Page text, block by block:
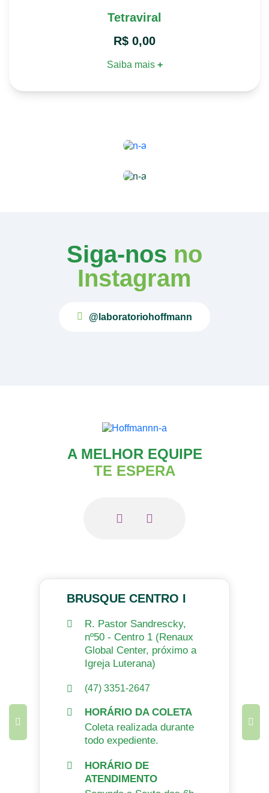
Tetraviral
R$ 0,00
Saiba mais +
Siga-nos no
Instagram
@laboratoriohoffmann
A MELHOR EQUIPE
TE ESPERA
BRUSQUE CENTRO I
R. Pastor Sandrescky,
nº50 - Centro 1 (Renaux
Global Center, próximo a
Igreja Luterana)
(47) 3351-2647
HORÁRIO DA COLETA
Coleta realizada durante
todo expediente.
HORÁRIO DE
ATENDIMENTO